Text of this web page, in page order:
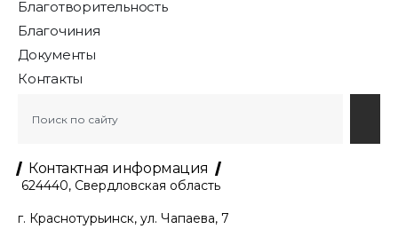
Благотворительность
Благочиния
Документы
Контакты
Контактная информация
624440, Свердловская область
г. Краснотурьинск, ул. Чапаева, 7